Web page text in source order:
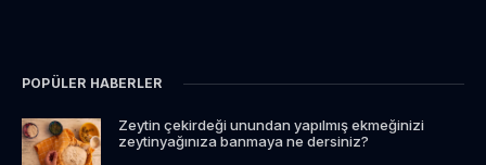
POPÜLER HABERLER
Zeytin çekirdeği unundan yapılmış ekmeğinizi
zeytinyağınıza banmaya ne dersiniz?